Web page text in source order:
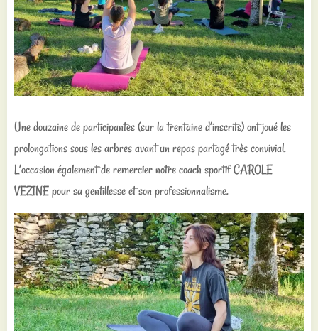
Une douzaine de participantes (sur la trentaine d’inscrits) ont joué les
prolongations sous les arbres avant un repas partagé très convivial.
L’occasion également de remercier notre coach sportif CAROLE
VEZINE pour sa gentillesse et son professionnalisme.